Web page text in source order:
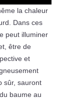
la chaleur
Dans ces
peut illuminer
être de
et
sûr, sauront
baume au